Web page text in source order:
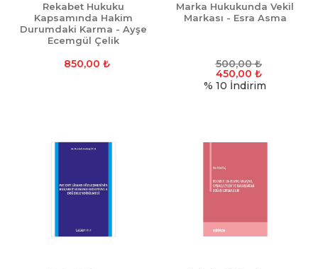
Rekabet Hukuku
Kapsamında Hakim
Durumdaki Karma - Ayşe
Ecemgül Çelik
850,00 ₺
Marka Hukukunda Vekil
Markası - Esra Asma
500,00₺
450,00 ₺
% 10 İndirim